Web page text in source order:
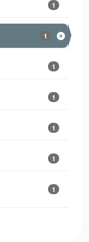
1
1
1
1
1
1
1